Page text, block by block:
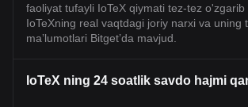
faoliyat tufayli IoTeX qiymati tez-tez o'zgarib
IoTeXning real vaqtdagi joriy narxi va uning
maʼlumotlari Bitget’da mavjud.
IoTeX ning 24 soatlik savdo hajmi